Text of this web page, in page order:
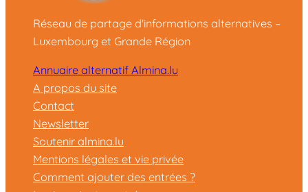
Réseau de partage d'informations alternatives –
Luxembourg et Grande Région
Annuaire alternatif Almina.lu
A propos du site
Contact
Newsletter
Soutenir almina.lu
Mentions légales et vie privée
Comment ajouter des entrées ?